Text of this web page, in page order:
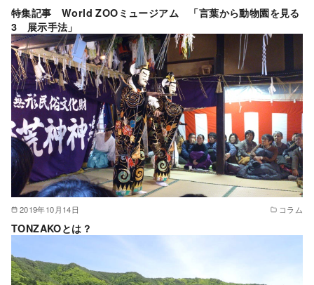
特集記事 World ZOOミュージアム 「言葉から動物園を見る
3 展示手法」
2019年10月14日 コラム
TONZAKOとは？